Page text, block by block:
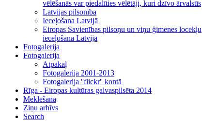
vēlēšanās var piedalīties vēlētāji, kuri dzīvo ārvalstīs
Latvijas pilsonība
Ieceļošana Latvijā
Eiropas Savienības pilsoņu un viņu ģimenes locekļu
ieceļošana Latvijā
Fotogalerija
Fotogalerija
Atpakaļ
Fotogalerija 2001-2013
Fotogalerija ''flickr'' kontā
Rīga - Eiropas kultūras galvaspilsēta 2014
Meklēšana
Ziņu arhīvs
Search